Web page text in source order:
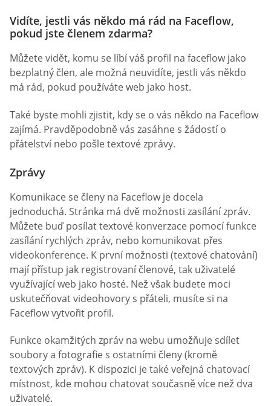
Vidíte, jestli vás někdo má rád na Faceflow,
pokud jste členem zdarma?
Můžete vidět, komu se líbí váš profil na faceflow jako
bezplatný člen, ale možná neuvidíte, jestli vás někdo
má rád, pokud používáte web jako host.
Také byste mohli zjistit, kdy se o vás někdo na Faceflow
zajímá. Pravděpodobně vás zasáhne s žádostí o
přátelství nebo pošle textové zprávy.
Zprávy
Komunikace se členy na Faceflow je docela
jednoduchá. Stránka má dvě možnosti zasílání zpráv.
Můžete buď posílat textové konverzace pomocí funkce
zasílání rychlých zpráv, nebo komunikovat přes
videokonference. K první možnosti (textové chatování)
mají přístup jak registrovaní členové, tak uživatelé
využívající web jako hosté. Než však budete moci
uskutečňovat videohovory s přáteli, musíte si na
Faceflow vytvořit profil.
Funkce okamžitých zpráv na webu umožňuje sdílet
soubory a fotografie s ostatními členy (kromě
textových zpráv). K dispozici je také veřejná chatovací
místnost, kde mohou chatovat současně více než dva
uživatelé.